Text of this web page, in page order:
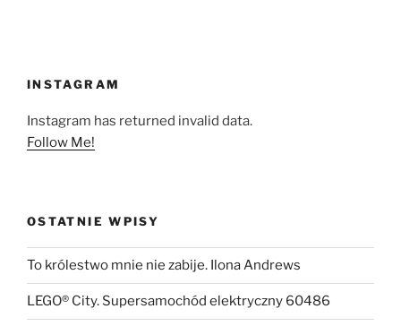
INSTAGRAM
Instagram has returned invalid data.
Follow Me!
OSTATNIE WPISY
To królestwo mnie nie zabije. Ilona Andrews
LEGO® City. Supersamochód elektryczny 60486